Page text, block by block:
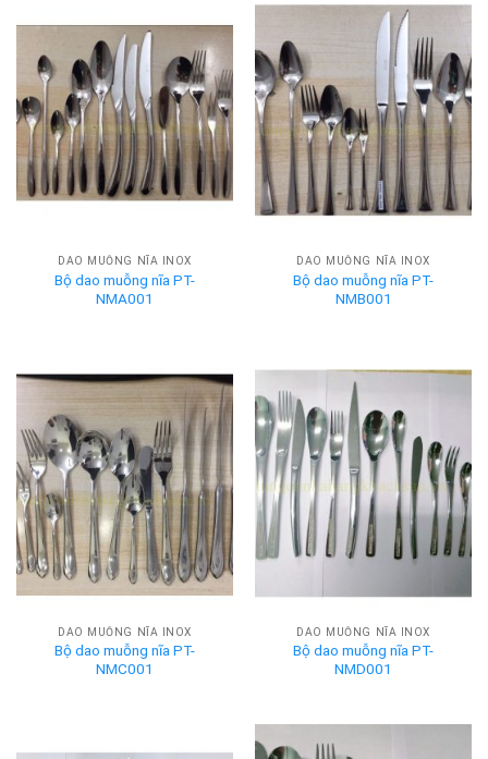
DAO MUỖNG NĨA INOX
Bộ dao muỗng nĩa PT-
NMA001
DAO MUỖNG NĨA INOX
Bộ dao muỗng nĩa PT-
NMB001
DAO MUỖNG NĨA INOX
Bộ dao muỗng nĩa PT-
NMC001
DAO MUỖNG NĨA INOX
Bộ dao muỗng nĩa PT-
NMD001